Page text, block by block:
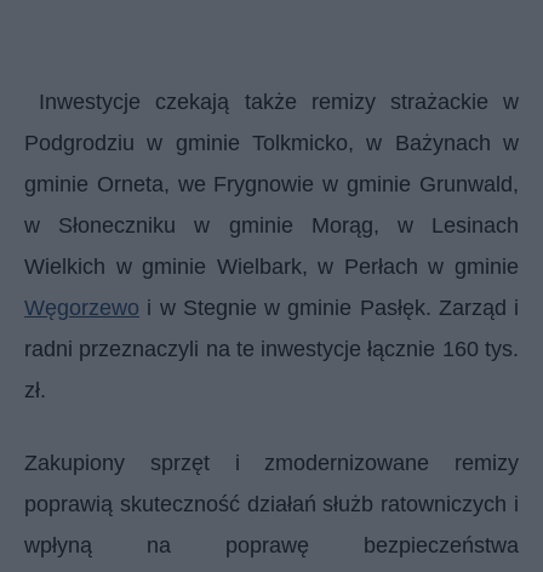
Inwestycje czekają także remizy strażackie w
Podgrodziu w gminie Tolkmicko, w Bażynach w
gminie Orneta, we Frygnowie w gminie Grunwald,
w Słoneczniku w gminie Morąg, w Lesinach
Wielkich w gminie Wielbark, w Perłach w gminie
Węgorzewo i w Stegnie w gminie Pasłęk. Zarząd i
radni przeznaczyli na te inwestycje łącznie 160 tys.
zł.
Zakupiony sprzęt i zmodernizowane remizy
poprawią skuteczność działań służb ratowniczych i
wpłyną na poprawę bezpieczeństwa